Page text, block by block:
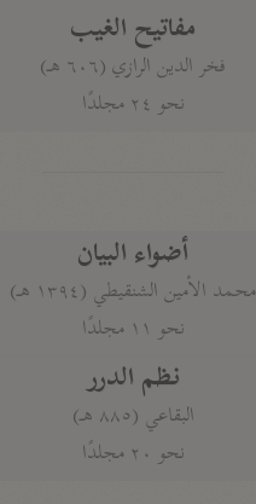
مفاتيح الغيب
فخر الدين الرازي (٦٠٦ هـ)
نحو ٢٤ مجلدًا
أضواء البيان
محمد الأمين الشنقيطي (١٣٩٤ هـ)
نحو ١١ مجلدًا
نظم الدرر
البقاعي (٨٨٥ هـ)
نحو ٢٠ مجلدًا